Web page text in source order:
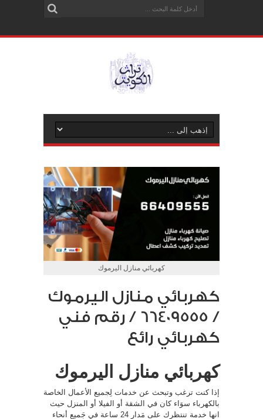
كهربائي منازل اليرموك
كهربائي منازل اليرموك
/ 66409555 / رقم فني
كهربائي رائع
كهربائي منازل اليرموك
إذا كنت ترغب وتبحث عن خدمات لِجميع الأعمال الخاصة
بالكهرباء سوَاء كان في الشقة أو الفيلا أو المنزل حيث
انها خدمة تنتظرك على مَدار 24 ساعة في جَميع أنحاء